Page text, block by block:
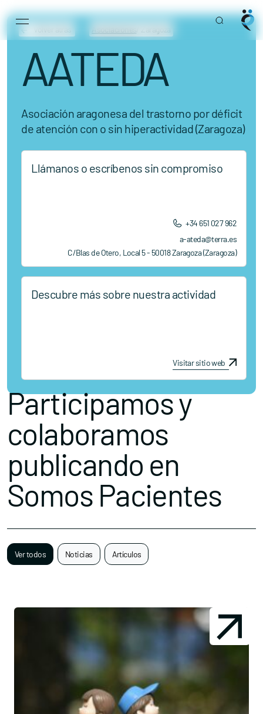
Main Navigation
AATEDA
Asociación aragonesa del trastorno por déficit
de atención con o sin hiperactividad (Zaragoza)
Llámanos o escríbenos sin compromiso
+34 651 027 962
a-ateda@terra.es
C/Blas de Otero, Local 5 - 50018 Zaragoza (Zaragoza)
Descubre más sobre nuestra actividad
Visitar sitio web
Participamos y
colaboramos
publicando en
Somos Pacientes
Ver todos Noticias Artículos